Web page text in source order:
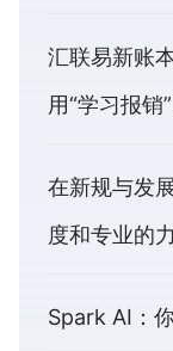
汇联易新账
用“学习报销
在新规与发
度和专业的
Spark AI：